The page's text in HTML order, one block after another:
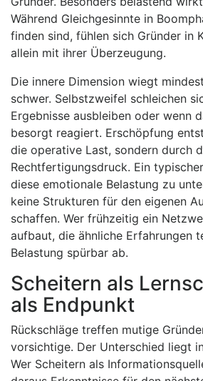
Während Gleichgesinnte in
finden sind, fühlen sich Gründer in
allein mit ihrer Überzeugung.
Die innere Dimension wiegt
schwer. Selbstzweifel schleichen
Ergebnisse ausbleiben oder wenn
besorgt reagiert. Erschöpfung
die operative Last, sondern durch
Rechtfertigungsdruck. Ein
diese emotionale Belastung zu
keine Strukturen für den eigenen
schaffen. Wer frühzeitig ein
aufbaut, die ähnliche Erfahrungen
Belastung spürbar ab.
Scheitern als
als Endpunkt
Rückschläge treffen mutige
vorsichtige. Der Unterschied liegt
Wer Scheitern als